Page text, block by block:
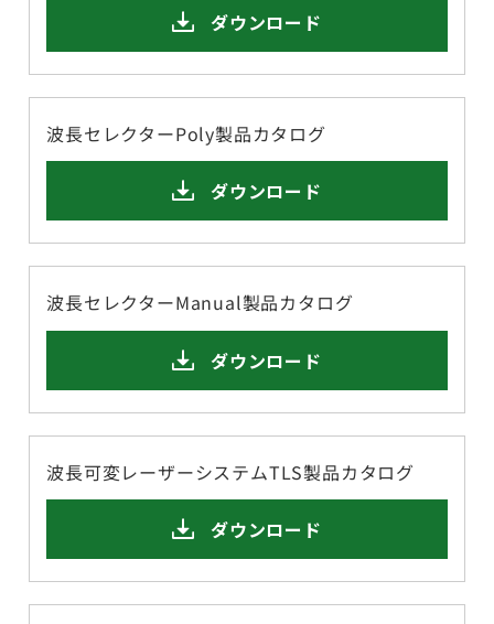
ダウンロード
波長セレクターPoly製品カタログ
ダウンロード
波長セレクターManual製品カタログ
ダウンロード
波長可変レーザーシステムTLS製品カタログ
ダウンロード